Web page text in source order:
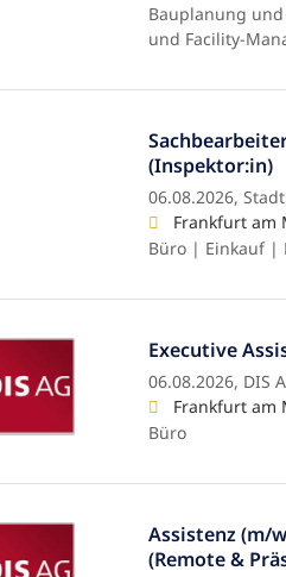
Bauplanung
und Facility-
(Inspektor:in)
06.08.2026,
Frankfurt am
Büro | Einkauf |
Executive
06.08.2026, DIS
Frankfurt am
Büro
Assistenz (m/
(Remote &